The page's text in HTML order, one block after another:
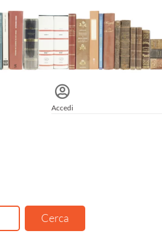
Accedi